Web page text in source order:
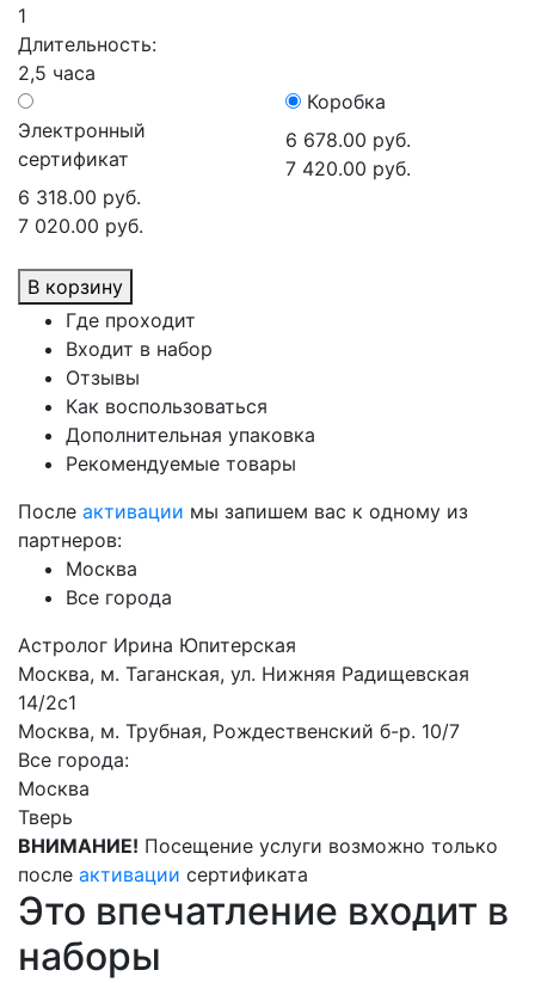
1
Длительность:
2,5 часа
Электронный
сертификат
6 318.00 руб.
7 020.00 руб.
Коробка
6 678.00 руб.
7 420.00 руб.
В корзину
Где проходит
Входит в набор
Отзывы
Как воспользоваться
Дополнительная упаковка
Рекомендуемые товары
После активации мы запишем вас к одному из
партнеров:
Москва
Все города
Астролог Ирина Юпитерская
Москва, м. Таганская, ул. Нижняя Радищевская
14/2с1
Москва, м. Трубная, Рождественский б-р. 10/7
Все города:
Москва
Тверь
ВНИМАНИЕ! Посещение услуги возможно только
после активации сертификата
Это впечатление входит в
наборы